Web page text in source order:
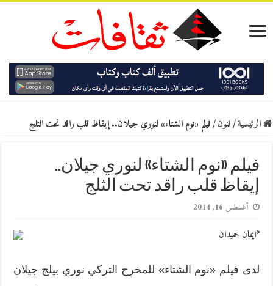
الرئيسية/فنون/فيلم «نوم الشتاء» لنوري جيلان.. إيقاظ قلب راقد تحت الثلج
فيلم «نوم الشتاء» لنوري جيلان..
إيقاظ قلب راقد تحت الثلج
أغسطس 16, 2014
*ايمان حميدان
لدى فيلم «نوم الشتاء» للمخرج التركي نوري بيلج جيلان